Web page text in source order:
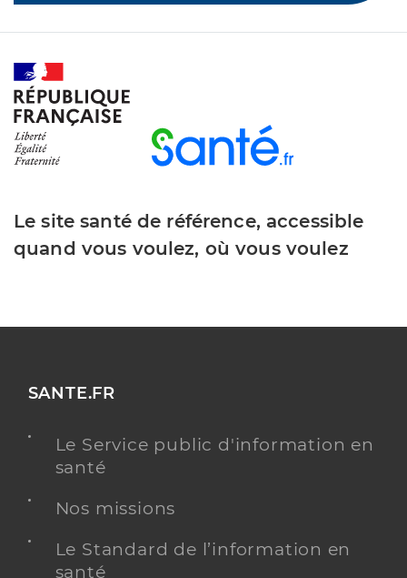
Le site santé de référence, accessible
quand vous voulez, où vous voulez
SANTE.FR
Le Service public d'information en
santé
Nos missions
Le Standard de l’information en
santé